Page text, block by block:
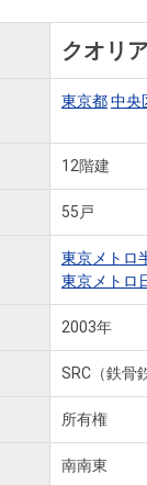
クオリ
東京都中央
12階建
55戸
東京メトロ
東京メトロ
2003年
SRC（鉄骨
所有権
南南東